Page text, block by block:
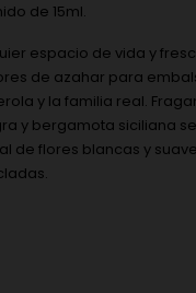
de 15ml.
espacio de vida y
de azahar para
y la familia real.
y bergamota siciliana
de flores blancas y